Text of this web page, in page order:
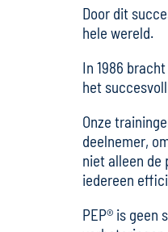
Door dit
hele wereld.
In 1986
het
Onze
deelnemer,
niet alleen de
iedereen
PEP® is geen